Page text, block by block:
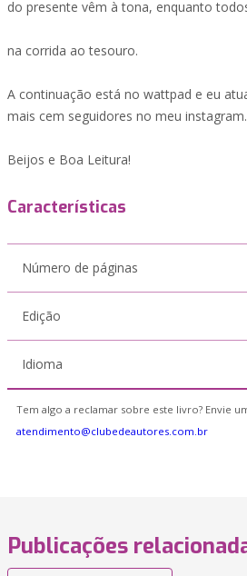
do presente vêm à tona, enquanto
na corrida ao tesouro.
A continuação está no wattpad e eu
mais cem seguidores no meu instagram.
Beijos e Boa Leitura!
Características
Número de páginas
Edição
Idioma
Tem algo a reclamar sobre este livro? Envie
atendimento@clubedeautores.com.br
Publicações